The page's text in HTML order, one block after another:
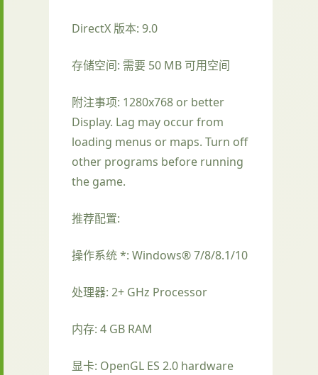
DirectX 版本: 9.0
存储空间: 需要 50 MB 可用空间
附注事项: 1280x768 or better
Display. Lag may occur from
loading menus or maps. Turn off
other programs before running
the game.
推荐配置:
操作系统 *: Windows® 7/8/8.1/10
处理器: 2+ GHz Processor
内存: 4 GB RAM
显卡: OpenGL ES 2.0 hardware